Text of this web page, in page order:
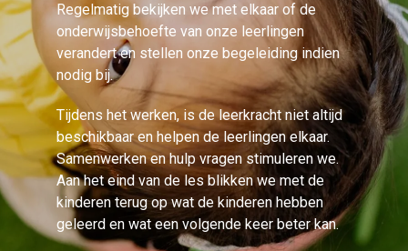
Regelmatig bekijken we met elkaar of de
onderwijsbehoefte van onze leerlingen
verandert en stellen onze begeleiding indien
nodig bij.
Tijdens het werken, is de leerkracht niet altijd
beschikbaar en helpen de leerlingen elkaar.
Samenwerken en hulp vragen stimuleren we.
Aan het eind van de les blikken we met de
kinderen terug op wat de kinderen hebben
geleerd en wat een volgende keer beter kan.